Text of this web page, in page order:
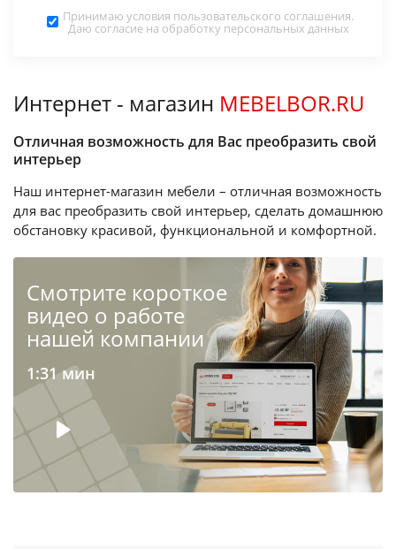
Принимаю условия пользовательского соглашения.
Даю согласие на обработку персональных данных
Интернет - магазин MEBELBOR.RU
Отличная возможность для Вас преобразить свой
интерьер
Наш интернет-магазин мебели – отличная возможность
для вас преобразить свой интерьер, сделать домашнюю
обстановку красивой, функциональной и комфортной.
Cмотрите короткое
видео о работе
нашей компании
1:31 мин